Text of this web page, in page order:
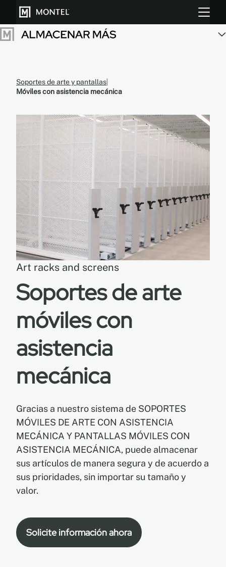
Sobre Nosotros
Centro de Recursos
Galeria
Soportes de arte y pantallas
Móviles con asistencia mecánica
Art racks and screens
Soportes de arte
móviles con
asistencia
mecánica
Gracias a nuestro sistema de SOPORTES
MÓVILES DE ARTE CON ASISTENCIA
MECÁNICA Y PANTALLAS MÓVILES CON
ASISTENCIA MECÁNICA, puede almacenar
sus artículos de manera segura y de acuerdo a
sus prioridades, sin importar su tamaño y
valor.
Solicite información ahora